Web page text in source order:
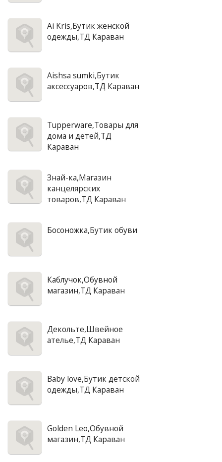
Ai Kris,Бутик женской
одежды,ТД Караван
Aishsa sumki,Бутик
аксессуаров,ТД Караван
Tupperware,Товары для
дома и детей,ТД
Караван
Знай-ка,Магазин
канцелярских
товаров,ТД Караван
Босоножка,Бутик обуви
Каблучок,Обувной
магазин,ТД Караван
Декольте,Швейное
ателье,ТД Караван
Baby love,Бутик детской
одежды,ТД Караван
Golden Leo,Обувной
магазин,ТД Караван